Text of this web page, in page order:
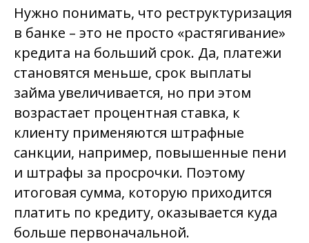
Нужно понимать, что реструктуризация
в банке – это не просто «растягивание»
кредита на больший срок. Да, платежи
становятся меньше, срок выплаты
займа увеличивается, но при этом
возрастает процентная ставка, к
клиенту применяются штрафные
санкции, например, повышенные пени
и штрафы за просрочки. Поэтому
итоговая сумма, которую приходится
платить по кредиту, оказывается куда
больше первоначальной.